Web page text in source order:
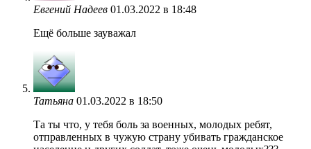
Евгений Надеев 01.03.2022 в 18:48
Ещё больше зауважал
Татьяна 01.03.2022 в 18:50
Та ты что, у тебя боль за военных, молодых ребят,
отправленных в чужую страну убивать гражданское